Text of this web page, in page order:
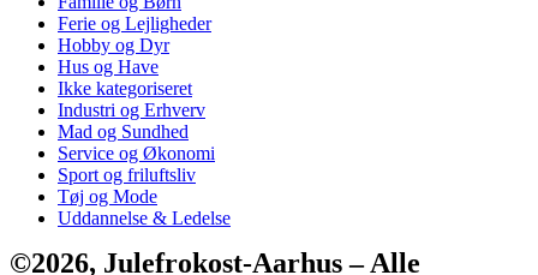
Ferie og Lejligheder
Hobby og Dyr
Hus og Have
Ikke kategoriseret
Industri og Erhverv
Mad og Sundhed
Service og Økonomi
Sport og friluftsliv
Tøj og Mode
Uddannelse & Ledelse
©2026, Julefrokost-Aarhus – Alle